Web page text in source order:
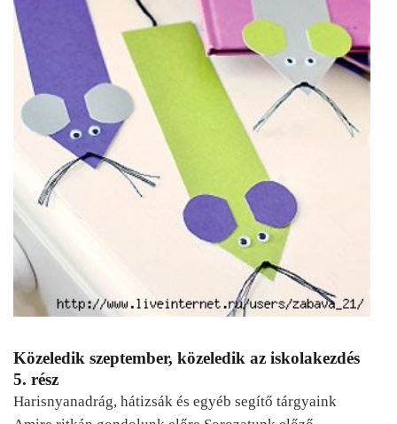
Közeledik szeptember, közeledik az iskolakezdés
5. rész
Harisnyanadrág, hátizsák és egyéb segítő tárgyaink